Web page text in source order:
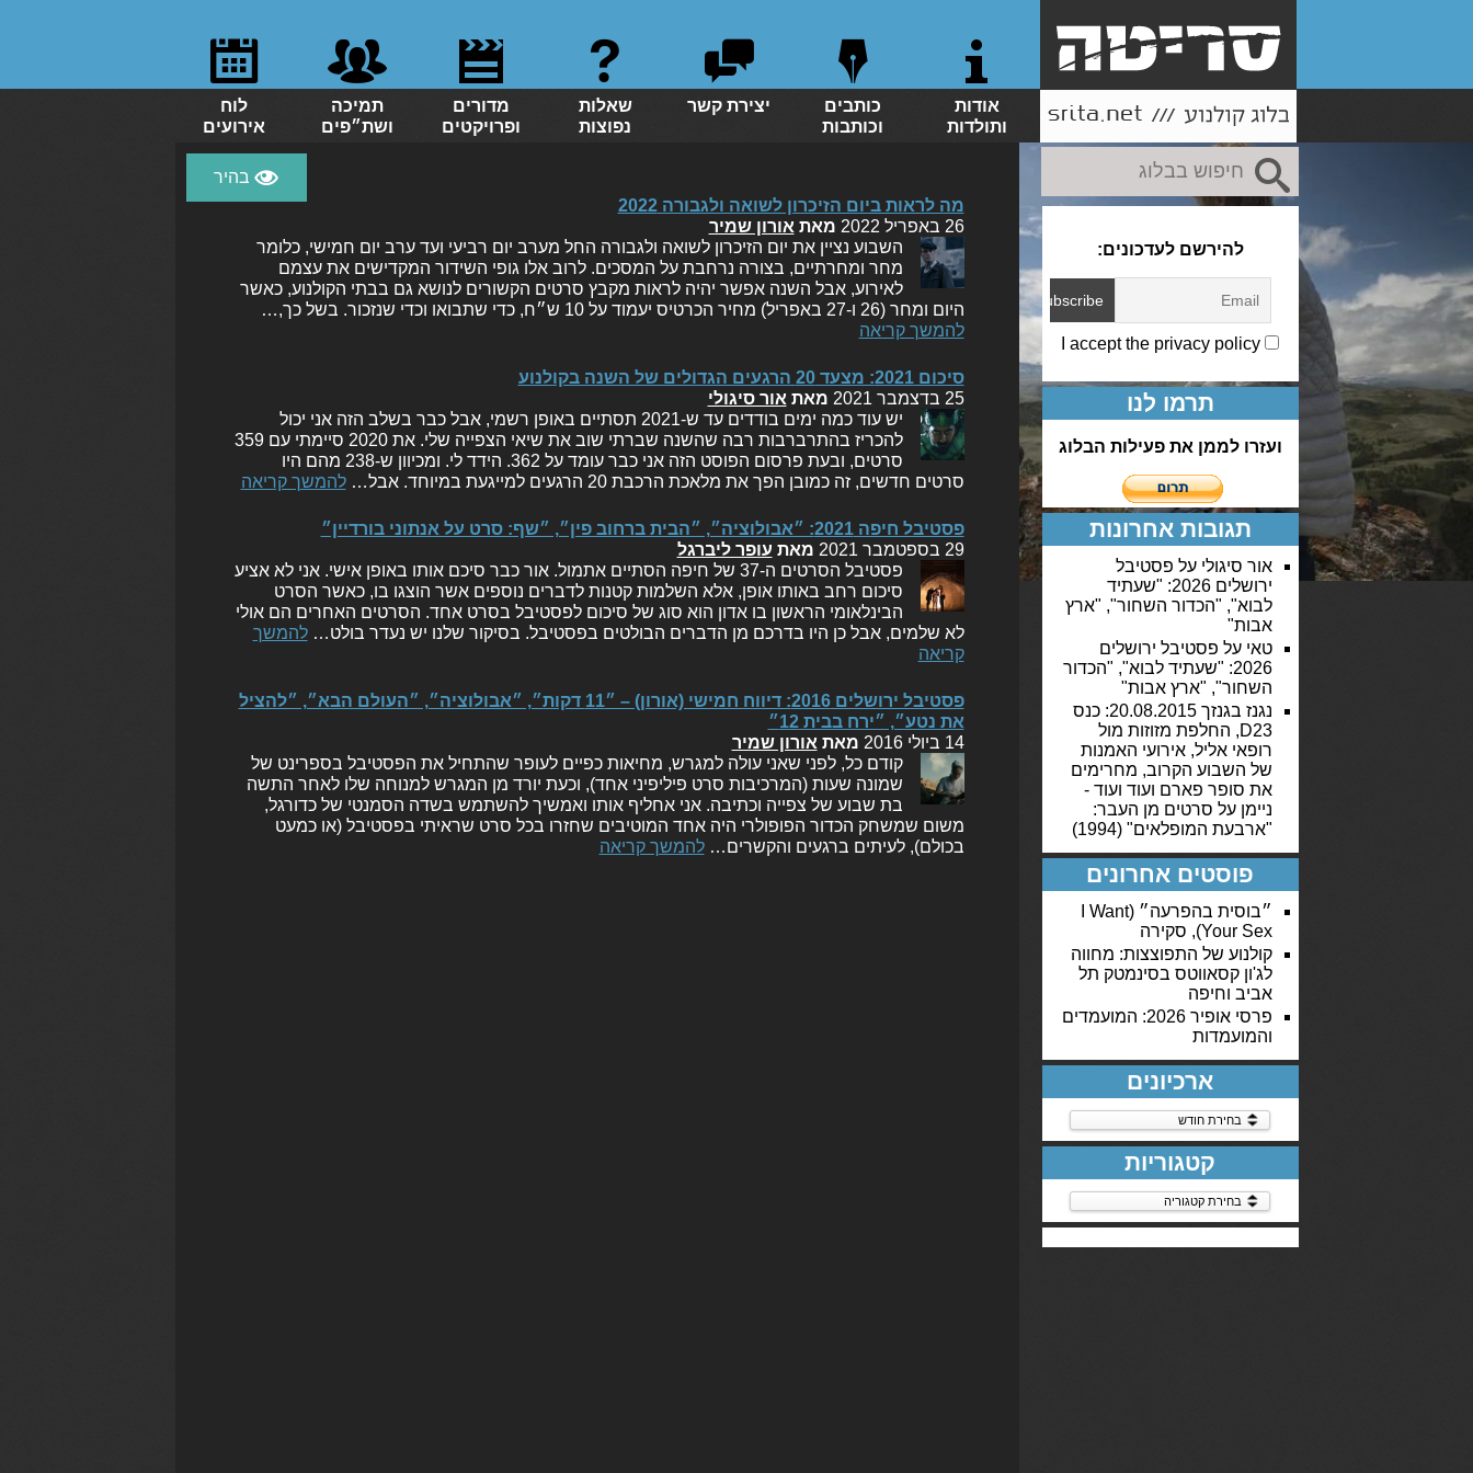
אודות
ותולדות
כותבים
וכותבות
יצירת קשר
שאלות
נפוצות
מדורים
ופרויקטים
תמיכה
ושת״פים
לוח
אירועים
להירשם לעדכונים:
תרמו לנו
ועזרו לממן את פעילות הבלוג
תגובות אחרונות
אור סיגולי על פסטיבל
ירושלים 2026: "שעתיד
לבוא", "הכדור השחור", "ארץ
אבות"
טאי על פסטיבל ירושלים
2026: "שעתיד לבוא", "הכדור
השחור", "ארץ אבות"
נגנז בגנזך 20.08.2015: כנס
D23, החלפת מזוזות מול
רופאי אליל, אירועי האמנות
של השבוע הקרוב, מחרימים
את סופר פארם ועוד ועוד -
ניימן על סרטים מן העבר:
"ארבעת המופלאים" (1994)
פוסטים אחרונים
״בוסית בהפרעה״ (I Want
Your Sex), סקירה
קולנוע של התפוצצות: מחווה
לג'ון קסאווטס בסינמטק תל
אביב וחיפה
פרסי אופיר 2026: המועמדים
והמועמדות
ארכיונים
ארכיונים
קטגוריות
קטגוריות
מה לראות ביום הזיכרון לשואה ולגבורה 2022
26 באפריל 2022
מאת אורון שמיר
השבוע נציין את יום הזיכרון לשואה ולגבורה החל מערב יום רביעי ועד ערב יום חמישי, כלומר
מחר ומחרתיים, בצורה נרחבת על המסכים. לרוב אלו גופי השידור המקדישים את עצמם
לאירוע, אבל השנה אפשר יהיה לראות מקבץ סרטים הקשורים לנושא גם בבתי הקולנוע, כאשר
היום ומחר (26 ו-27 באפריל) מחיר הכרטיס יעמוד על 10 ש״ח, כדי שתבואו וכדי שנזכור. בשל כך,…
להמשך קריאה
סיכום 2021: מצעד 20 הרגעים הגדולים של השנה בקולנוע
25 בדצמבר 2021
מאת אור סיגולי
יש עוד כמה ימים בודדים עד ש-2021 תסתיים באופן רשמי, אבל כבר בשלב הזה אני יכול
להכריז בהתרברבות רבה שהשנה שברתי שוב את שיאי הצפייה שלי. את 2020 סיימתי עם 359
סרטים, ובעת פרסום הפוסט הזה אני כבר עומד על 362. הידד לי. ומכיוון ש-238 מהם היו
סרטים חדשים, זה כמובן הפך את מלאכת הרכבת 20 הרגעים למייגעת במיוחד. אבל…
להמשך קריאה
פסטיבל חיפה 2021: ״אבולוציה״, ״הבית ברחוב פין״, ״שף: סרט על אנתוני בורדיין״
29 בספטמבר 2021
מאת עופר ליברגל
פסטיבל הסרטים ה-37 של חיפה הסתיים אתמול. אור כבר סיכם אותו באופן אישי. אני לא אציע
סיכום רחב באותו אופן, אלא השלמות קטנות לדברים נוספים אשר הוצגו בו, כאשר הסרט
הבינלאומי הראשון בו אדון הוא סוג של סיכום לפסטיבל בסרט אחד. הסרטים האחרים הם אולי
לא שלמים, אבל כן היו בדרכם מן הדברים הבולטים בפסטיבל. בסיקור שלנו יש נעדר בולט…להמשך
קריאה
פסטיבל ירושלים 2016: דיווח חמישי (אורון) – ״11 דקות״, ״אבולוציה״, ״העולם הבא״, ״להציל
את נטע״, ״ירח בבית 12״
14 ביולי 2016
מאת אורון שמיר
קודם כל, לפני שאני עולה למגרש, מחיאות כפיים לעופר שהתחיל את הפסטיבל בספרינט של
שמונה שעות (המרכיבות סרט פיליפיני אחד), וכעת יורד מן המגרש למנוחה שלו לאחר התשה
בת שבוע של צפייה וכתיבה. אני אחליף אותו ואמשיך להשתמש בשדה הסמנטי של כדורגל,
משום שמשחק הכדור הפופולרי היה אחד המוטיבים שחזרו בכל סרט שראיתי בפסטיבל (או כמעט
בכולם), לעיתים ברגעים והקשרים…להמשך קריאה